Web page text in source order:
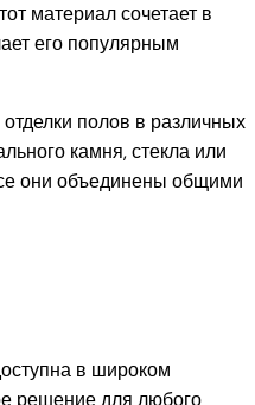
материал сочетает в
его популярным
полов в различных
камня, стекла или
они объединены общими
в широком
решение для любого